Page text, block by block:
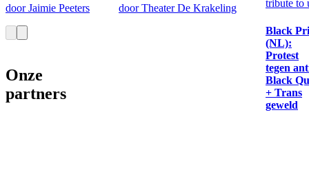
door Jaimie Peeters door Theater De Krakeling
tribute to
Black
(NL):
Protest
tegen
Black
+ Trans
geweld
Onze
partners